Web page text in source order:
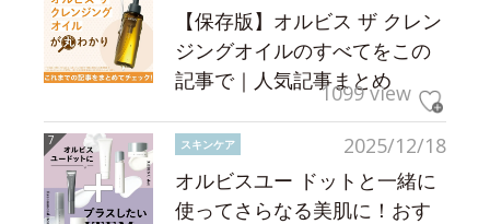
【保存版】オルビス ザ クレン
ジングオイルのすべてをこの
記事で｜人気記事まとめ
1099 view
2025/12/18
スキンケア
オルビスユー ドットと一緒に
使ってさらなる美肌に！おす